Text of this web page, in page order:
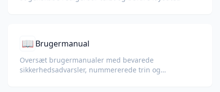
📖 Brugermanual
Oversæt brugermanualer med bevarede
sikkerhedsadvarsler, nummererede trin og